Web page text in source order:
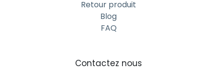
Retour produit
Blog
FAQ
Contactez nous